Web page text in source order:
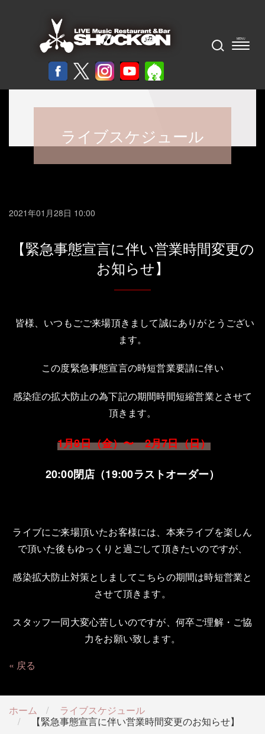
ライブスケジュール
2021年01月28日 10:00
【緊急事態宣言に伴い営業時間変更の
お知らせ】
皆様、いつもごご来場頂きまして誠にありがとうござい
ます。
この度緊急事態宣言の時短営業要請に伴い
感染症の拡大防止の為下記の期間時間短縮営業とさせて
頂きます。
1月8日（金）〜 2月7日（日）
20:00閉店（19:00ラストオーダー）
ライブにご来場頂いたお客様には、本来ライブを楽しん
で頂いた後もゆっくりと過ごして頂きたいのですが、
感染拡大防止対策としましてこちらの期間は時短営業と
させて頂きます。
スタッフ一同大変心苦しいのですが、何卒ご理解・ご協
力をお願い致します。
戻る
ホーム
ライブスケジュール
【緊急事態宣言に伴い営業時間変更のお知らせ】